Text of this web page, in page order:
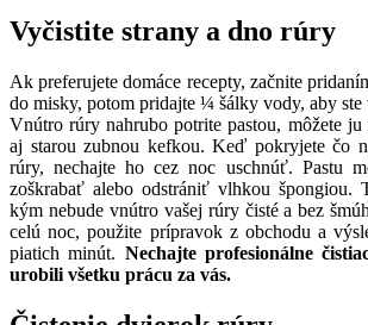
Vyčistite strany a dno rúry
Ak preferujete domáce recepty, začnite
do misky, potom pridajte ¼ šálky vody, aby
Vnútro rúry nahrubo potrite pastou, môžete ju
aj starou zubnou kefkou. Keď pokryjete čo
rúry, nechajte ho cez noc uschnúť. Pastu
zoškrabať alebo odstrániť vlhkou špongiou.
kým nebude vnútro vašej rúry čisté a bez
celú noc, použite prípravok z obchodu a
piatich minút. Nechajte profesionálne
urobili všetku prácu za vás.